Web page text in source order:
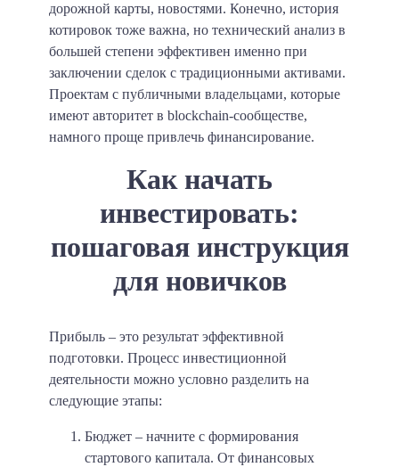
дорожной карты, новостями. Конечно, история
котировок тоже важна, но технический анализ в
большей степени эффективен именно при
заключении сделок с традиционными активами.
Проектам с публичными владельцами, которые
имеют авторитет в blockchain-сообществе,
намного проще привлечь финансирование.
Как начать
инвестировать:
пошаговая инструкция
для новичков
Прибыль – это результат эффективной
подготовки. Процесс инвестиционной
деятельности можно условно разделить на
следующие этапы:
Бюджет – начните с формирования
стартового капитала. От финансовых